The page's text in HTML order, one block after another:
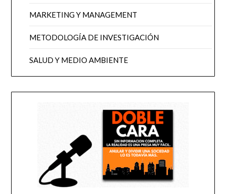
MARKETING Y MANAGEMENT
METODOLOGÍA DE INVESTIGACIÓN
SALUD Y MEDIO AMBIENTE